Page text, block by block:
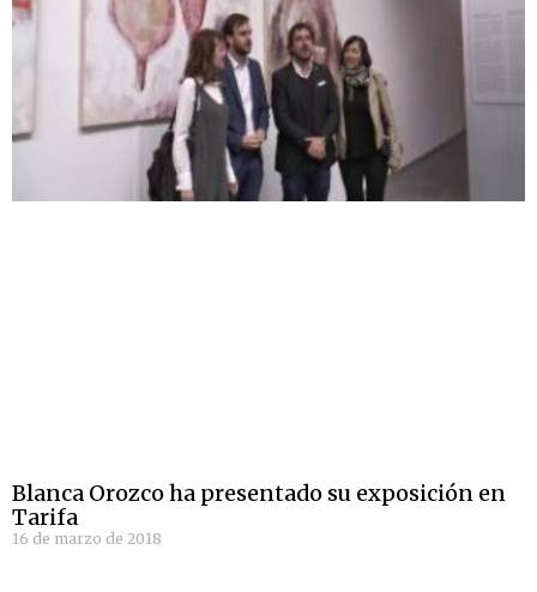
Blanca Orozco ha presentado su exposición en
Tarifa
16 de marzo de 2018